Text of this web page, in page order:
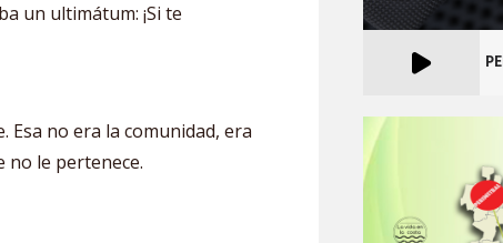
un ultimátum: ¡Si te
Esa no era la comunidad, era
no le pertenece.